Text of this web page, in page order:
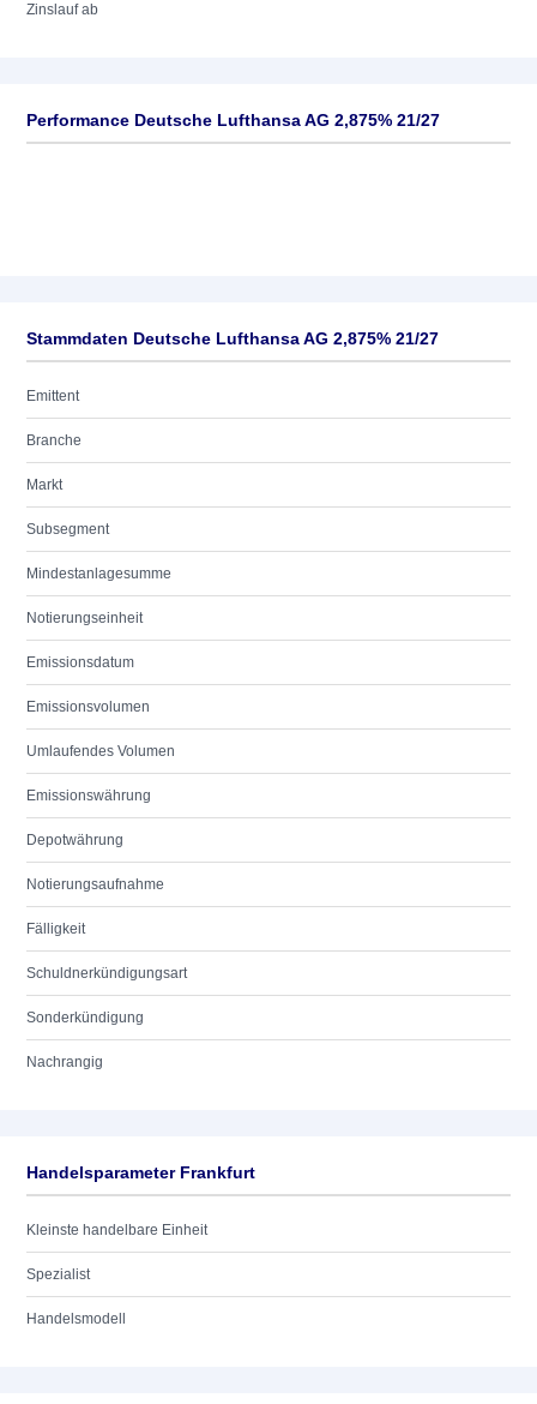
Zinslauf ab
Performance Deutsche Lufthansa AG 2,875% 21/27
Stammdaten Deutsche Lufthansa AG 2,875% 21/27
Emittent
Branche
Markt
Subsegment
Mindestanlagesumme
Notierungseinheit
Emissionsdatum
Emissionsvolumen
Umlaufendes Volumen
Emissionswährung
Depotwährung
Notierungsaufnahme
Fälligkeit
Schuldnerkündigungsart
Sonderkündigung
Nachrangig
Handelsparameter Frankfurt
Kleinste handelbare Einheit
Spezialist
Handelsmodell